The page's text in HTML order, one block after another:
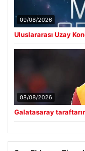
09/08/2026
Uluslararası Uzay
08/08/2026
Galatasaray